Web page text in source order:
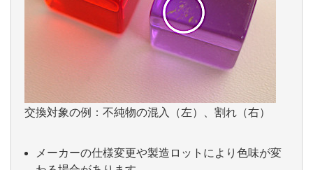
交換対象の例：不純物の混入（左）、割れ（右）
メーカーの仕様変更や製造ロットにより色味が変